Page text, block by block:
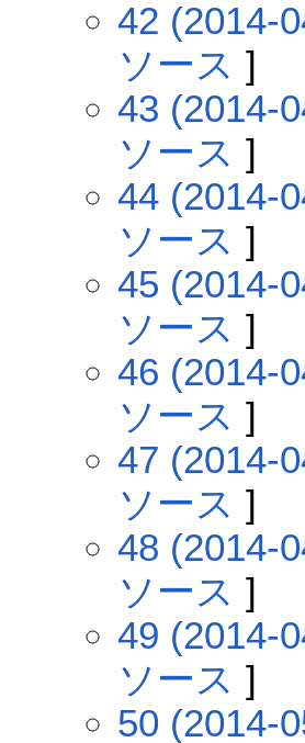
42 (2014-
ソース ]
43 (2014-
ソース ]
44 (2014-
ソース ]
45 (2014-
ソース ]
46 (2014-
ソース ]
47 (2014-
ソース ]
48 (2014-
ソース ]
49 (2014-
ソース ]
50 (2014-